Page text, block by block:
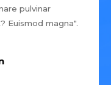
pulvinar
Euismod magna".